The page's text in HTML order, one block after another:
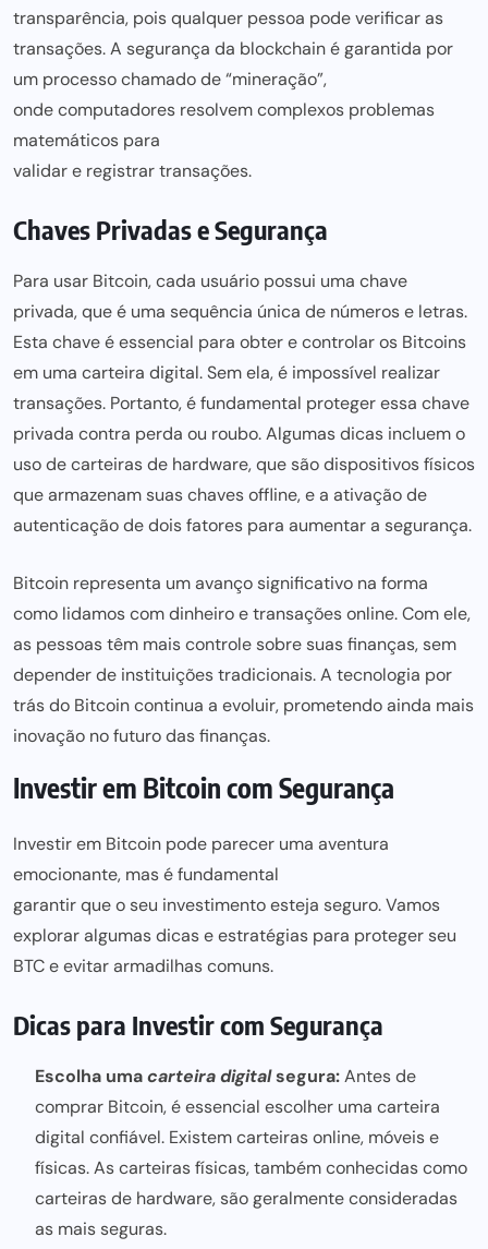
transparência, pois qualquer pessoa pode verificar as
transações. A segurança da blockchain é garantida por
um processo chamado de “mineração”,
onde computadores resolvem complexos problemas
matemáticos para
validar e registrar transações.
Chaves Privadas e Segurança
Para usar Bitcoin, cada usuário possui uma chave
privada, que é uma sequência única de números e letras.
Esta chave é essencial para obtere controlar os Bitcoins
em uma carteira digital. Sem ela, é impossível realizar
transações. Portanto, é fundamental proteger essa chave
privada contra perda ou roubo. Algumas dicas incluem o
uso de carteiras de hardware, que são dispositivos físicos
que armazenam suas chaves offline, e a ativação de
autenticação de dois fatores para aumentara segurança.
Bitcoin representa um avanço significativo na forma
como lidamos com dinheiro e transações online. Com ele,
as pessoas têm mais controle sobre suas finanças, sem
depender de instituições tradicionais. A tecnologia por
trás do Bitcoin continua a evoluir, prometendo ainda mais
inovação no futuro das finanças.
Investir em Bitcoin com Segurança
Investir em Bitcoin pode parecer uma aventura
emocionante, mas é fundamental
garantir que o seu investimento esteja seguro. Vamos
explorar algumasdicas e estratégias para proteger seu
BTC e evitar armadilhas comuns.
Dicas para Investir com Segurança
Escolha umacarteira digitalsegura:Antes de
comprar Bitcoin, é essencial escolher uma carteira
digital confiável. Existem carteiras online, móveis e
físicas. As carteiras físicas, também conhecidas como
carteiras de hardware, são geralmente consideradas
as mais seguras.